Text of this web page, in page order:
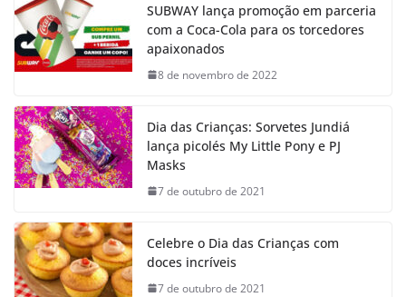
SUBWAY lança promoção em parceria
com a Coca-Cola para os torcedores
apaixonados
8 de novembro de 2022
Dia das Crianças: Sorvetes Jundiá
lança picolés My Little Pony e PJ
Masks
7 de outubro de 2021
Celebre o Dia das Crianças com
doces incríveis
7 de outubro de 2021